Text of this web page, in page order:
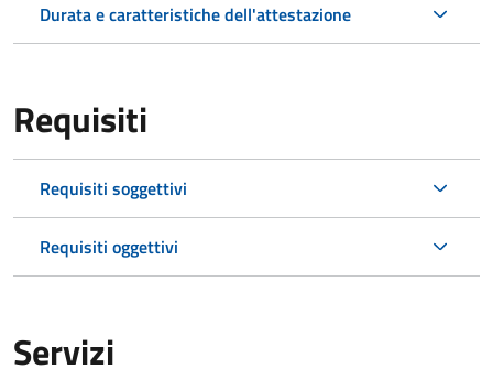
Durata e caratteristiche dell'attestazione
Requisiti
Requisiti soggettivi
Requisiti oggettivi
Servizi